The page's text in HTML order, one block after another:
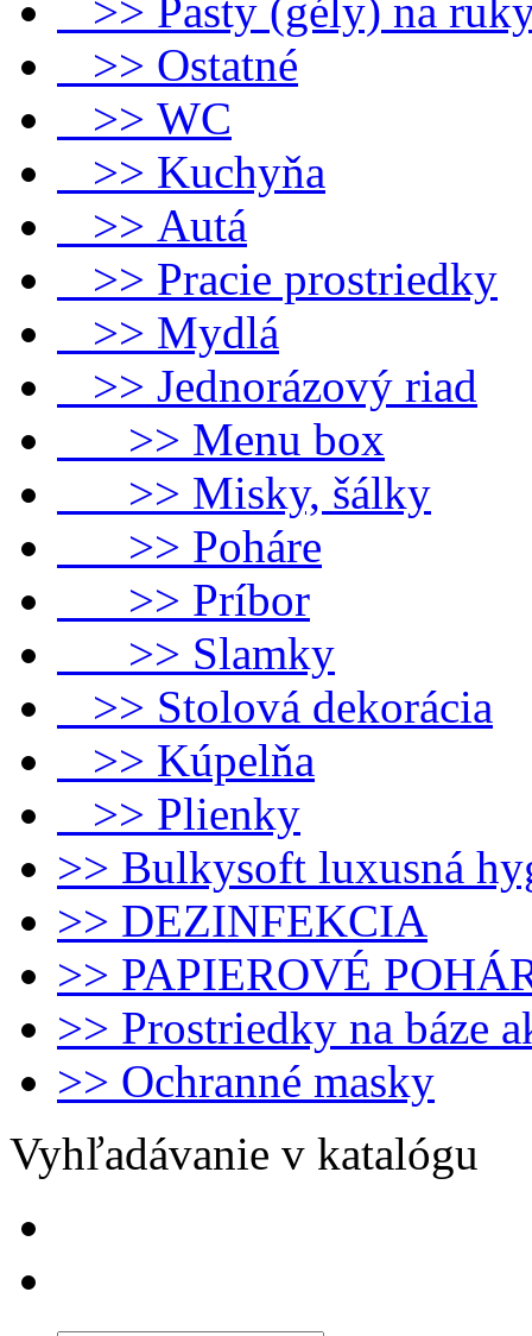
>> Pasty (gély) na
>> Ostatné
>> WC
>> Kuchyňa
>> Autá
>> Pracie prostriedky
>> Mydlá
>> Jednorázový riad
>> Menu box
>> Misky, šálky
>> Poháre
>> Príbor
>> Slamky
>> Stolová dekorácia
>> Kúpelňa
>> Plienky
>> Bulkysoft luxusná
>> DEZINFEKCIA
>> PAPIEROVÉ
>> Prostriedky na báze
>> Ochranné masky
Vyhľadávanie v katalógu